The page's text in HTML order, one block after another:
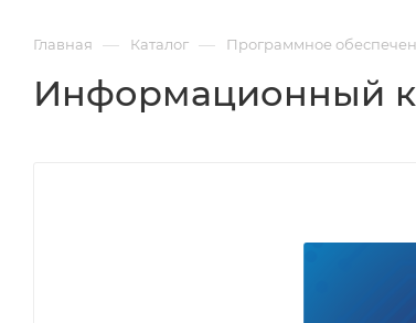
Главная — Каталог — Программное
Информационный